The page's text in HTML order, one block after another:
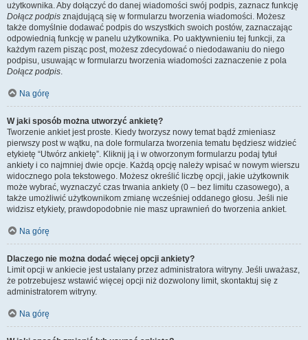
użytkownika. Aby dołączyć do danej wiadomości swój podpis, zaznacz funkcję
Dołącz podpis znajdującą się w formularzu tworzenia wiadomości. Możesz
także domyślnie dodawać podpis do wszystkich swoich postów, zaznaczając
odpowiednią funkcję w panelu użytkownika. Po uaktywnieniu tej funkcji, za
każdym razem pisząc post, możesz zdecydować o niedodawaniu do niego
podpisu, usuwając w formularzu tworzenia wiadomości zaznaczenie z pola
Dołącz podpis.
Na górę
W jaki sposób można utworzyć ankietę?
Tworzenie ankiet jest proste. Kiedy tworzysz nowy temat bądź zmieniasz
pierwszy post w wątku, na dole formularza tworzenia tematu będziesz widzieć
etykietę “Utwórz ankietę”. Kliknij ją i w otworzonym formularzu podaj tytuł
ankiety i co najmniej dwie opcje. Każdą opcję należy wpisać w nowym wierszu
widocznego pola tekstowego. Możesz określić liczbę opcji, jakie użytkownik
może wybrać, wyznaczyć czas trwania ankiety (0 – bez limitu czasowego), a
także umożliwić użytkownikom zmianę wcześniej oddanego głosu. Jeśli nie
widzisz etykiety, prawdopodobnie nie masz uprawnień do tworzenia ankiet.
Na górę
Dlaczego nie można dodać więcej opcji ankiety?
Limit opcji w ankiecie jest ustalany przez administratora witryny. Jeśli uważasz,
że potrzebujesz wstawić więcej opcji niż dozwolony limit, skontaktuj się z
administratorem witryny.
Na górę